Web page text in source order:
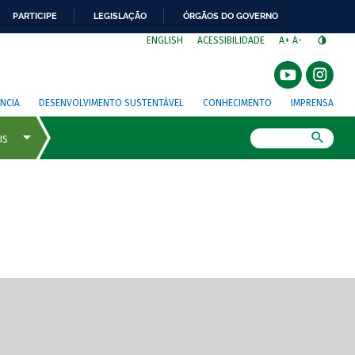
PARTICIPE LEGISLAÇÃO ÓRGÃOS DO GOVERNO
ENGLISH ACESSIBILIDADE A+ A-
DESENVOLVIMENTO SUSTENTÁVEL CONHECIMENTO IMPRENSA
de tela